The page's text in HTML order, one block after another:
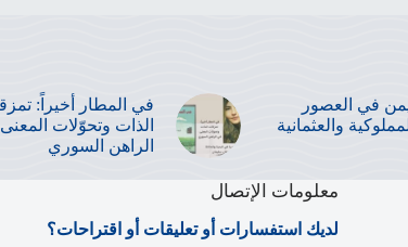
في العصور
والعثمانية
في المطار أخيراً:
الذات وتحوّلات
الراهن السوري
معلومات الإتصال
لديك استفسارات أو تعليقات أو اقتراحات؟